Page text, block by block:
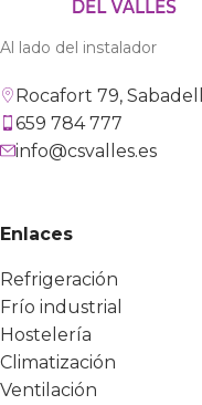
Al lado del instalador
Rocafort 79, Sabadell
659 784 777
info@csvalles.es
Enlaces
Refrigeración
Frío industrial
Hostelería
Climatización
Ventilación